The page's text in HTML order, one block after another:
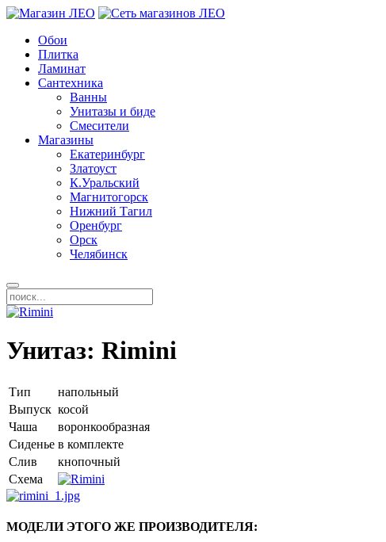
Обои
Плитка
Ламинат
Сантехника
Ванны
Унитазы и биде
Смесители
Магазины
Екатеринбург
Златоуст
К.Уральский
Магнитогорск
Нижний Тагил
Оренбург
Орск
Челябинск
Унитаз: Rimini
Тип
напольный
Выпуск косой
Чаша
воронкообразная
Сиденье в комплекте
Слив
кнопочный
Схема
МОДЕЛИ ЭТОГО ЖЕ ПРОИЗВОДИТЕЛЯ: